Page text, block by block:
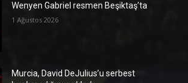
Wenyen Gabriel resmen Beşiktaş’ta
1 Ağustos 2026
Murcia, David DeJulius’u serbest